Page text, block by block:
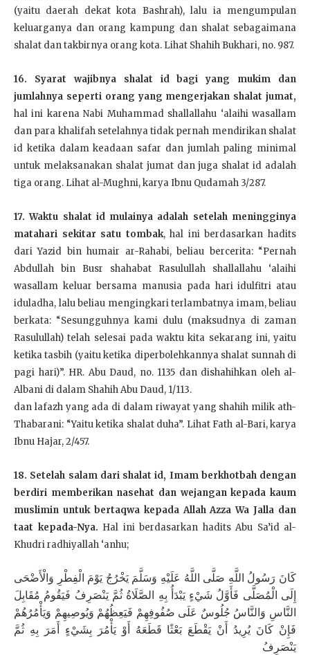
(yaitu daerah dekat kota Bashrah), lalu ia mengumpulan
keluarganya dan orang kampung dan shalat sebagaimana
shalat dan takbirnya orang kota. Lihat Shahih Bukhari, no. 987.
16. Syarat wajibnya shalat id bagi yang mukim dan
jumlahnya seperti orang yang mengerjakan shalat jumat,
hal ini karena Nabi Muhammad shallallahu ‘alaihi wasallam
dan para khalifah setelahnya tidak pernah mendirikan shalat
id ketika dalam keadaan safar dan jumlah paling minimal
untuk melaksanakan shalat jumat dan juga shalat id adalah
tiga orang. Lihat al-Mughni, karya Ibnu Qudamah 3/287.
17. Waktu shalat id mulainya adalah setelah meningginya
matahari sekitar satu tombak, hal ini berdasarkan hadits
dari Yazid bin humair ar-Rahabi, beliau bercerita: “Pernah
Abdullah bin Busr shahabat Rasulullah shallallahu ‘alaihi
wasallam keluar bersama manusia pada hari idulfitri atau
iduladha, lalu beliau mengingkari terlambatnya imam, beliau
berkata: “Sesungguhnya kami dulu (maksudnya di zaman
Rasulullah) telah selesai pada waktu kita sekarang ini, yaitu
ketika tasbih (yaitu ketika diperbolehkannya shalat sunnah di
pagi hari)”. HR. Abu Daud, no. 1135 dan dishahihkan oleh al-
Albani di dalam Shahih Abu Daud, 1/113.
dan lafazh yang ada di dalam riwayat yang shahih milik ath-
Thabarani: “Yaitu ketika shalat duha”. Lihat Fath al-Bari, karya
Ibnu Hajar, 2/457.
18. Setelah salam dari shalat id, Imam berkhotbah dengan
berdiri memberikan nasehat dan wejangan kepada kaum
muslimin untuk bertaqwa kepada Allah Azza Wa Jalla dan
taat kepada-Nya. Hal ini berdasarkan hadits Abu Sa’id al-
Khudri radhiyallah ‘anhu;
كَانَ رَسُولُ اللَّهِ صَلَّى اللَّهُ عَلَيْهِ وَسَلَّمَ يَخْرُجُ يَوْمَ الْفِطْرِ وَالْأَضْحَى
إِلَى الْمُصَلَّى فَأَوَّلُ شَيْءٍ يَبْدَأُ بِهِ الصَّلَاةُ ثُمَّ يَنْصَرِفُ فَيَقُومُ مُقَابِلَ
النَّاسِ وَالنَّاسُ جُلُوسٌ عَلَى صُفُوفِهِمْ فَيَعِظُهُمْ وَيُوصِيهِمْ وَيَأْمُرُهُمْ
فَإِنْ كَانَ يُرِيدُ أَنْ يَقْطَعَ بَعْثًا قَطَعَهُ أَوْ يَأْمُرَ بِشَيْءٍ أَمَرَ بِهِ ثُمَّ
يَنْصَرِفُ